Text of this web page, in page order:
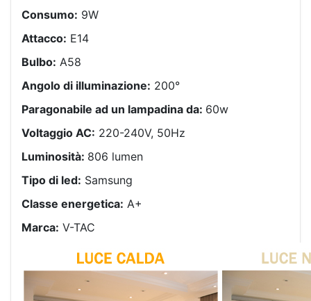
Consumo: 9W
Attacco: E14
Bulbo: A58
Angolo di illuminazione: 200°
Paragonabile ad un lampadina da: 60w
Voltaggio AC: 220-240V, 50Hz
Luminosità: 806 lumen
Tipo di led: Samsung
Classe energetica: A+
Marca: V-TAC